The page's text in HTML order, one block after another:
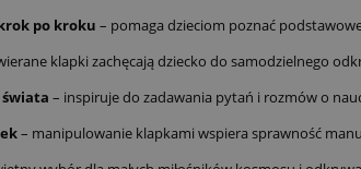
po kroku – pomaga dzieciom poznać
klapki zachęcają dziecko do samodzielnego
– inspiruje do zadawania pytań i rozmów o
– manipulowanie klapkami wspiera sprawność